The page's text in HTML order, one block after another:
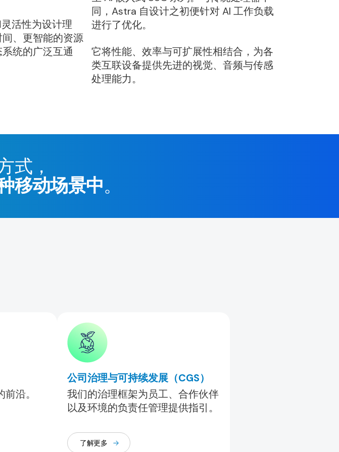
活性为设计理
、更智能的资源
统的广泛互通
同，Astra 自设计之初便针对 AI 工作负载
进行了优化。
它将性能、效率与可扩展性相结合，为各
类互联设备提供先进的视觉、音频与传感
处理能力。
式，
移动场景中。
沿。
公司治理与可持续发展（CGS）
我们的治理框架为员工、合作伙伴
以及环境的负责任管理提供指引。
了解更多